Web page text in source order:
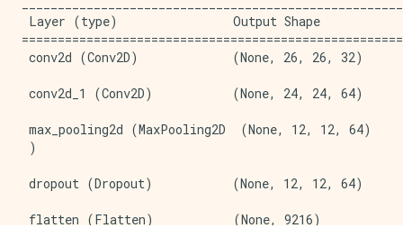
Layer (type)                Output Shape
conv2d (Conv2D)             (None, 26, 26,
conv2d_1 (Conv2D)           (None, 24, 24,
max_pooling2d (MaxPooling2D  (None, 12,
dropout (Dropout)           (None, 12, 12,
flatten (Flatten)           (None, 9216)